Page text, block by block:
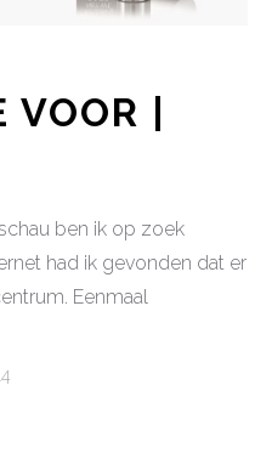
|
ben ik op zoek
had ik gevonden dat er
Eenmaal